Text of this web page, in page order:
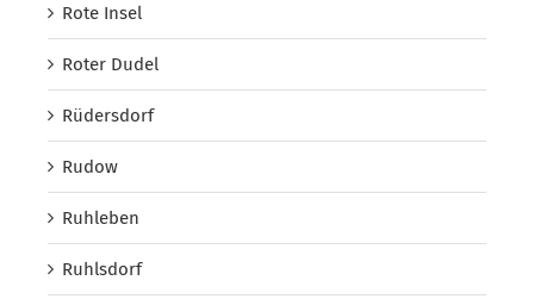
Rote Insel
Roter Dudel
Rüdersdorf
Rudow
Ruhleben
Ruhlsdorf